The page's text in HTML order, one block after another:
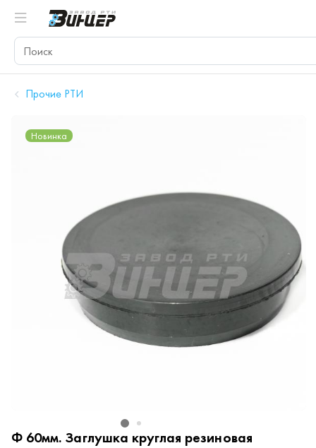
Прочие РТИ
Новинка
Ф 60мм. Заглушка круглая резиновая